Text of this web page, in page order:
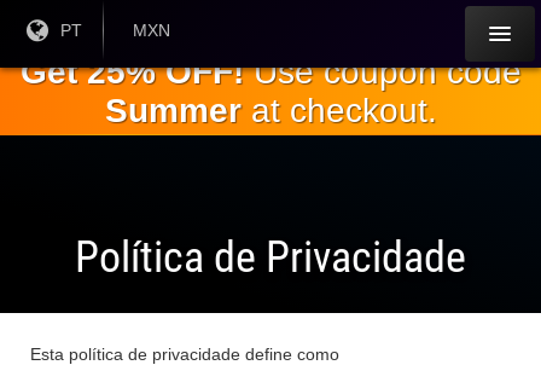
principal
Língua
PT
Moeda
MXN
Get 25% OFF!Use coupon code
Summerat checkout.
Política de Privacidade
Esta política de privacidade define como